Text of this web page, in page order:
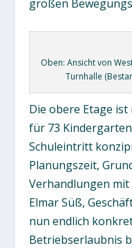
großen
Oben: Ansicht von
Turnhalle
Die obere Etage
für 73
Schuleintritt
Planungszeit,
Verhandlungen
Elmar Süß,
nun endlich
Betriebserlaubnis